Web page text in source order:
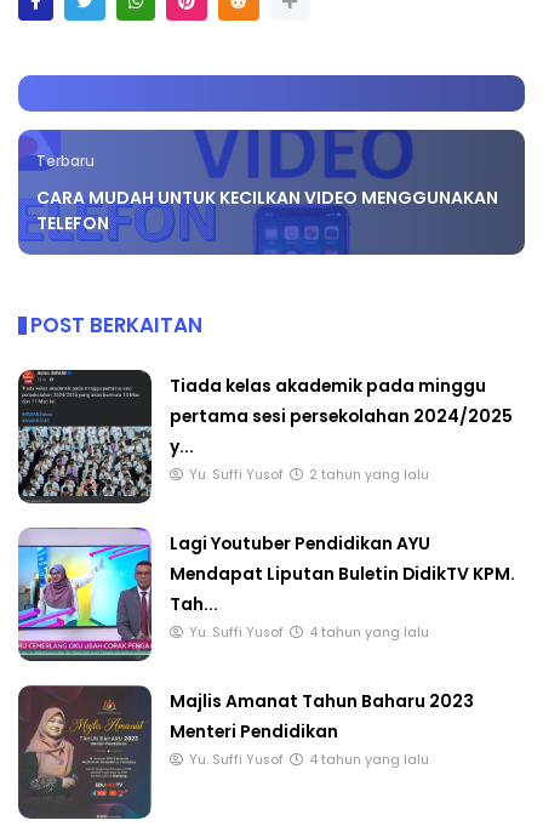
Terbaru
CARA MUDAH UNTUK KECILKAN VIDEO MENGGUNAKAN
TELEFON
POST BERKAITAN
Tiada kelas akademik pada minggu
pertama sesi persekolahan 2024/2025
y...
Yu. Suffi Yusof 2 tahun yang lalu
Lagi Youtuber Pendidikan AYU
Mendapat Liputan Buletin DidikTV KPM.
Tah...
Yu. Suffi Yusof 4 tahun yang lalu
Majlis Amanat Tahun Baharu 2023
Menteri Pendidikan
Yu. Suffi Yusof 4 tahun yang lalu